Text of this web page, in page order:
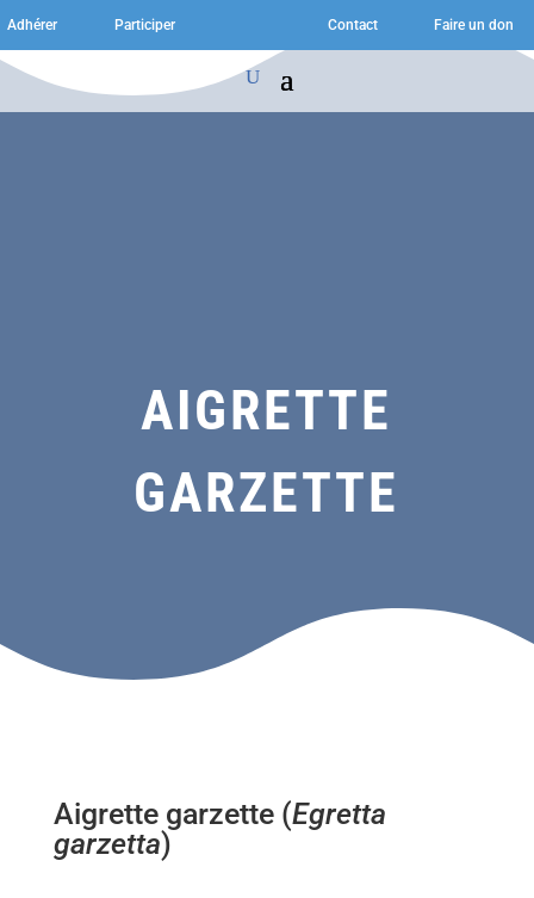
Adhérer Participer Contact Faire un don
AIGRETTE
GARZETTE
Aigrette garzette (Egretta
garzetta)